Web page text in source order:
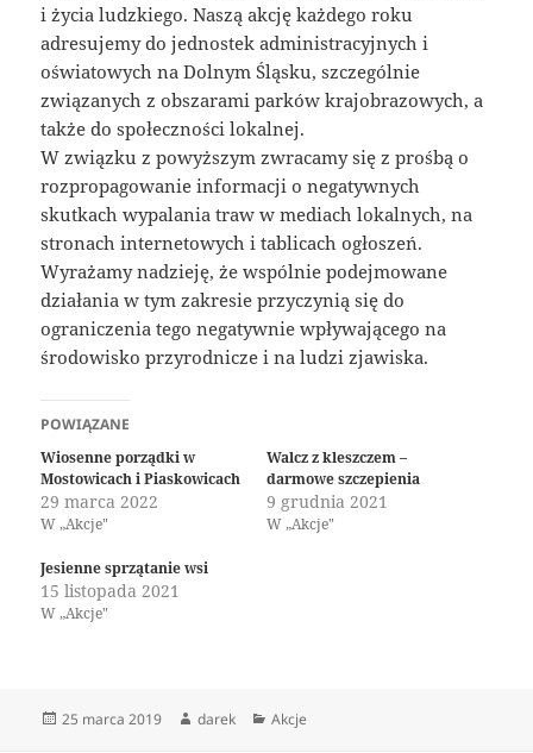
i życia ludzkiego. Naszą akcję każdego roku
adresujemy do jednostek administracyjnych i
oświatowych na Dolnym Śląsku, szczególnie
związanych z obszarami parków krajobrazowych, a
także do społeczności lokalnej.
W związku z powyższym zwracamy się z prośbą o
rozpropagowanie informacji o negatywnych
skutkach wypalania traw w mediach lokalnych, na
stronach internetowych i tablicach ogłoszeń.
Wyrażamy nadzieję, że wspólnie podejmowane
działania w tym zakresie przyczynią się do
ograniczenia tego negatywnie wpływającego na
środowisko przyrodnicze i na ludzi zjawiska.
POWIĄZANE
Wiosenne porządki w
Mostowicach i Piaskowicach
29 marca 2022
W „Akcje"
Walcz z kleszczem –
darmowe szczepienia
9 grudnia 2021
W „Akcje"
Jesienne sprzątanie wsi
15 listopada 2021
W „Akcje"
Data
25 marca 2019 Autor
darek Kategorie
Akcje